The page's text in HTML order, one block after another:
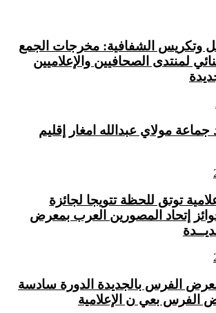
وتكريس الشفافية: مخرجات الجمع
لمنتدى الصحافيين والإعلاميين
مولاي عبدالله امغار إقليم
توتق للحظة تتويجا لجائزة
إتحاد المصورين العرب بمعرض
الفرس بالجديدة الدورة سادسة
بعي ن الإعلامية